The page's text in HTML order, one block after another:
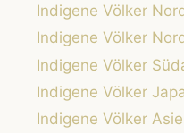
Indigene Völker
Indigene Völker
Indigene Völker
Indigene Völker
Indigene Völker